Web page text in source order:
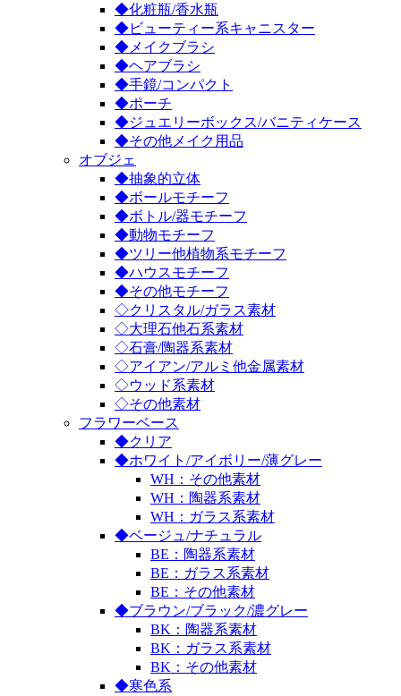
◆化粧瓶/香水瓶
◆ビューティー系キャニスター
◆メイクブラシ
◆ヘアブラシ
◆手鏡/コンパクト
◆ポーチ
◆ジュエリーボックス/バニティケース
◆その他メイク用品
オブジェ
◆抽象的立体
◆ボールモチーフ
◆ボトル/器モチーフ
◆動物モチーフ
◆ツリー他植物系モチーフ
◆ハウスモチーフ
◆その他モチーフ
◇クリスタル/ガラス素材
◇大理石他石系素材
◇石膏/陶器系素材
◇アイアン/アルミ他金属素材
◇ウッド系素材
◇その他素材
フラワーベース
◆クリア
◆ホワイト/アイボリー/薄グレー
WH：その他素材
WH：陶器系素材
WH：ガラス系素材
◆ベージュ/ナチュラル
BE：陶器系素材
BE：ガラス系素材
BE：その他素材
◆ブラウン/ブラック/濃グレー
BK：陶器系素材
BK：ガラス系素材
BK：その他素材
◆寒色系